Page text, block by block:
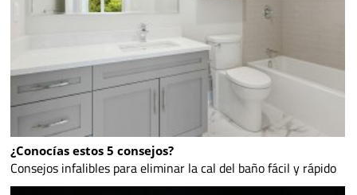
¿Conocías estos 5 consejos?
Consejos infalibles para eliminar la cal del baño fácil y rápido